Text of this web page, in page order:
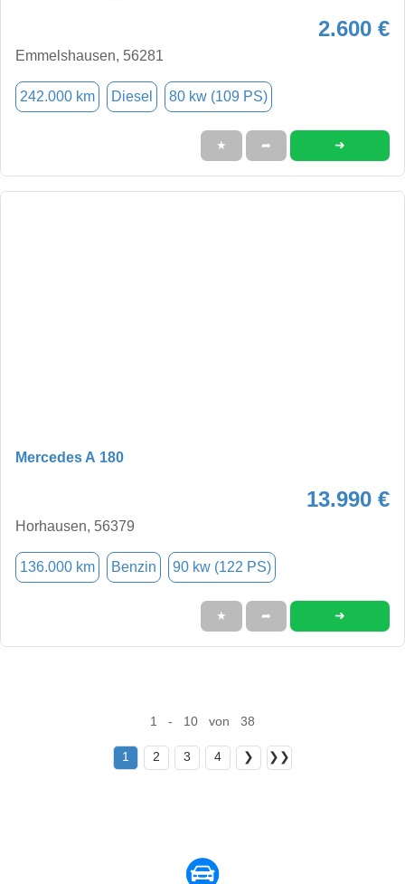
2.600 €
Emmelshausen, 56281
242.000 km Diesel 80 kw (109 PS)
★ ➦ ➜
Mercedes A 180
13.990 €
Horhausen, 56379
136.000 km Benzin 90 kw (122 PS)
★ ➦ ➜
1 - 10 von 38
1 2 3 4 ❯ ❯❯